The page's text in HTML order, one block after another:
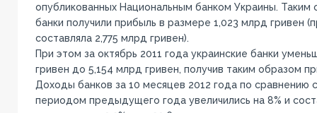
опубликованных Национальным банком Украины. Таким
банки получили прибыль в размере 1,023 млрд гривен
составляла 2,775 млрд гривен).
При этом за октябрь 2011 года украинские банки
гривен до 5,154 млрд гривен, получив таким образом
Доходы банков за 10 месяцев 2012 года по сравнению
периодом предыдущего года увеличились на 8% и